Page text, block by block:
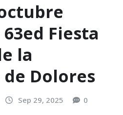
Fiesta
la
Dolores
Sep 29, 2025 0